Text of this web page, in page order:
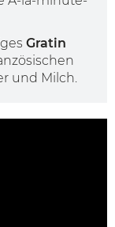
Gratin
und Milch.